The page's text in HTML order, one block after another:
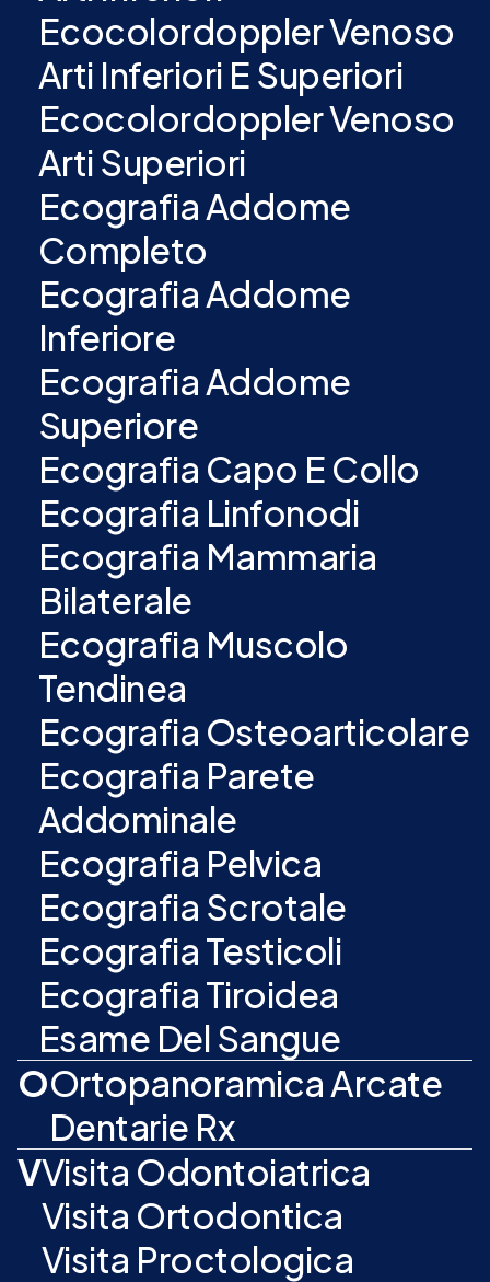
Ecocolordoppler Venoso
Arti Inferiori E Superiori
Ecocolordoppler Venoso
Arti Superiori
Ecografia Addome
Completo
Ecografia Addome
Inferiore
Ecografia Addome
Superiore
Ecografia Capo E Collo
Ecografia Linfonodi
Ecografia Mammaria
Bilaterale
Ecografia Muscolo
Tendinea
Ecografia Osteoarticolare
Ecografia Parete
Addominale
Ecografia Pelvica
Ecografia Scrotale
Ecografia Testicoli
Ecografia Tiroidea
Esame Del Sangue
OOrtopanoramica Arcate
Dentarie Rx
VVisita Odontoiatrica
Visita Ortodontica
Visita Proctologica